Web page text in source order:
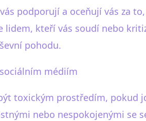
podporují a oceňují vás za
lidem, kteří vás soudí nebo
pohodu.
médiím
toxickým prostředím, pokud
nebo nespokojenými se